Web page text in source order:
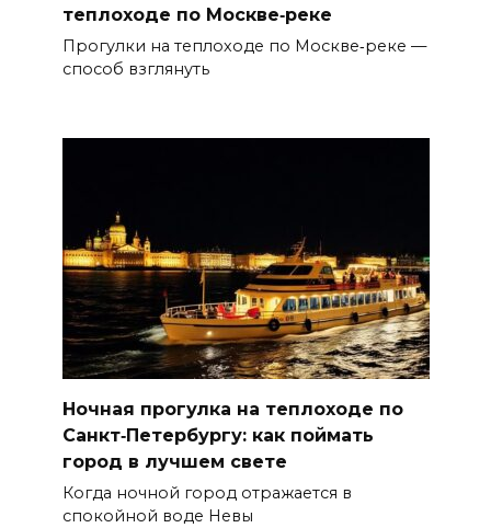
теплоходе по Москве‑реке
Прогулки на теплоходе по Москве‑реке —
способ взглянуть
Ночная прогулка на теплоходе по
Санкт‑Петербургу: как поймать
город в лучшем свете
Когда ночной город отражается в
спокойной воде Невы